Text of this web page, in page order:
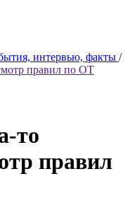
интервью, факты /
правил по ОТ
то
правил